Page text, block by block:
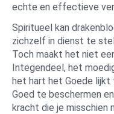
echte en effectieve
Spiritueel kan
zichzelf in dienst te
Toch maakt het niet
Integendeel, het
het hart het Goede lijkt
Goed te beschermen
kracht die je misschien